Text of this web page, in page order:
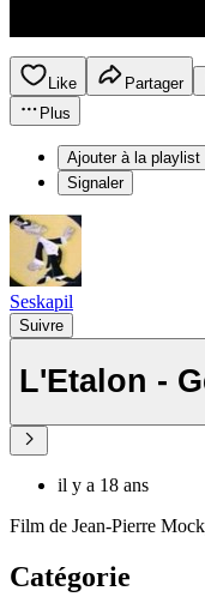
Like Partager
Plus
Ajouter à la playlist
Signaler
Seskapil
Suivre
L'Etalon -
il y a 18 ans
Film de Jean-Pierre
Catégorie